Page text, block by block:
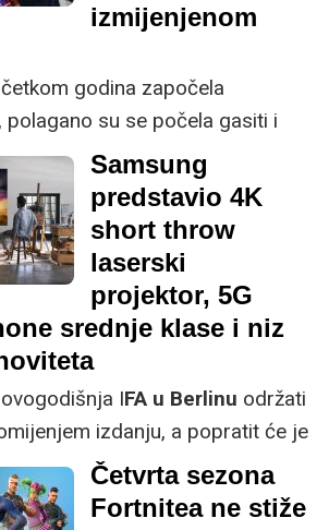
izmijenjenom
godina započela
polagano su se počela gasiti i
okupljanja diljem svijeta.
Samsung
predstavio 4K
short throw
laserski
projektor, 5G
srednje klase i niz
IFA u Berlinu održati
izdanju, a popratit će je
većina brandova
za virtualne prezentacije.
Četvrta sezona
Fortnitea ne stiže